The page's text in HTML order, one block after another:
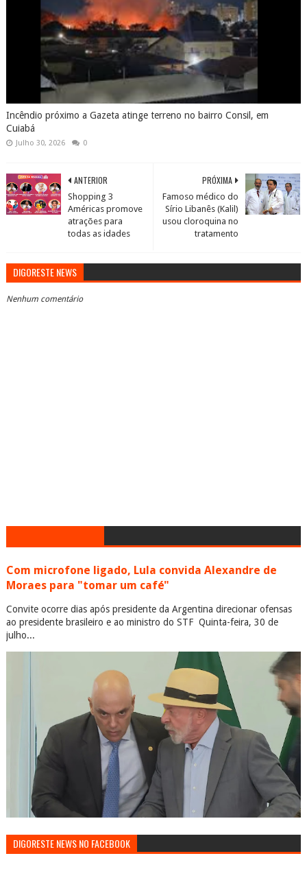
Incêndio próximo a Gazeta atinge terreno no bairro Consil, em
Cuiabá
Julho 30, 2026 0
PRÓXIMA
Famoso médico do
Sírio Libanês (Kalil)
usou cloroquina no
tratamento
ANTERIOR
Shopping 3
Américas promove
atrações para
todas as idades
DIGORESTE NEWS
Nenhum comentário
Com microfone ligado, Lula convida Alexandre de
Moraes para "tomar um café"
Convite ocorre dias após presidente da Argentina direcionar ofensas
ao presidente brasileiro e ao ministro do STF Quinta-feira, 30 de
julho...
DIGORESTE NEWS NO FACEBOOK